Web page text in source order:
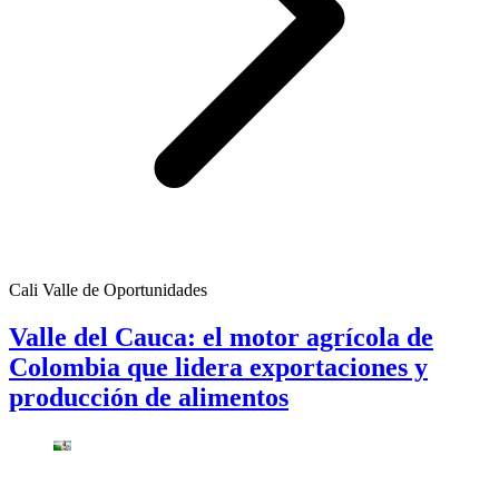
Cali Valle de Oportunidades
Valle del Cauca: el motor agrícola de
Colombia que lidera exportaciones y
producción de alimentos